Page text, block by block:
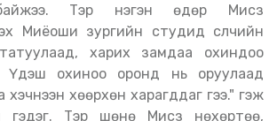
Тэр нэгэн өдөр Мисүзү
Миёоши зургийн студид сүүлчийн
харих замдаа охиндоо
Үдэш охиноо оронд нь оруулаад
хэчнээн хөөрхөн харагддаг гээ." гэж
гэдэг. Тэр шөнө Мисүзү нөхөртөө,